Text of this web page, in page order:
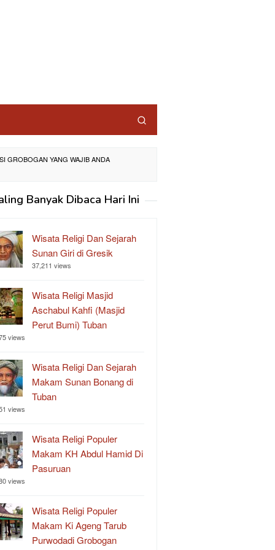
GROBOGAN YANG WAJIB ANDA
Banyak Dibaca Hari Ini
Wisata Religi Dan Sejarah
Sunan Giri di Gresik
37,211 views
Wisata Religi Masjid
Aschabul Kahfi (Masjid
Perut Bumi) Tuban
views
Wisata Religi Dan Sejarah
Makam Sunan Bonang di
Tuban
views
Wisata Religi Populer
Makam KH Abdul Hamid Di
Pasuruan
views
Wisata Religi Populer
Makam Ki Ageng Tarub
Purwodadi Grobogan